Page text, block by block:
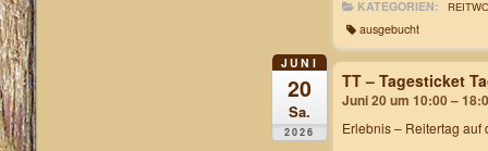
KATEGORIEN:
ausgebucht
JUNI
20
Sa.
2026
TT – Tagesticket
Juni 20 um 10:00 –
Erlebnis – Reitertag auf